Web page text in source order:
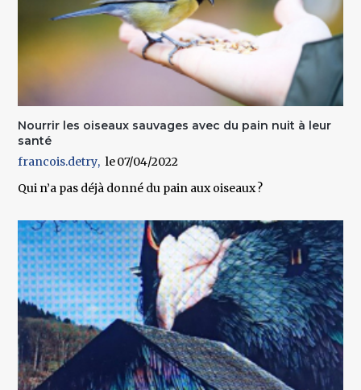
Nourrir les oiseaux sauvages avec du pain nuit à leur
santé
francois.detry
07/04/2022
Qui n’a pas déjà donné du pain aux oiseaux ?